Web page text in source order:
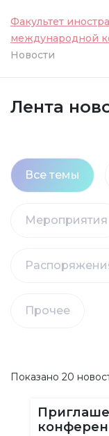
Факультет
международной
Новости
Лента
Все темы
Мероприятия
Прочее
Показано 20